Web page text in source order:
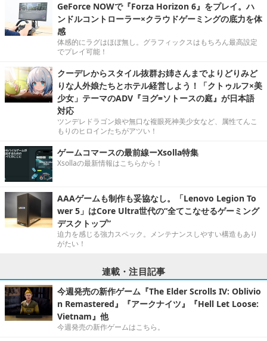
GeForce NOWで『Forza Horizon 6』をプレイ。ハ
ンドルコントローラー×クラウドゲーミングの底力を体
感
体感的にラグはほぼ無し。グラフィックスはもちろん最高設定
でプレイ可能！
クーデレからスタイル抜群お姉さんまでよりどりみど
りな人外娘たちとホテル経営しよう！「クトゥルフ×美
少女」テーマのADV『ヨグ=ソトースの庭』が日本語
対応
ツンデレドラゴン娘や無口な複眼死神美少女など、属性てんこ
もりのヒロインたちがアツい！
ゲームコマースの最前線ーXsolla特集
Xsollaの最新情報はこちらから！
AAAゲームも制作も妥協なし。「Lenovo Legion To
wer 5」はCore Ultra世代の“全てこなせるゲーミング
デスクトップ”
迫力を感じる強力スペック。メンテナンスしやすい構造もあり
がたい！
連載・注目記事
今週発売の新作ゲーム『The Elder Scrolls IV: Oblivio
n Remastered』『アークナイツ』『Hell Let Loose:
Vietnam』他
今週発売の新作ゲームはこちら。